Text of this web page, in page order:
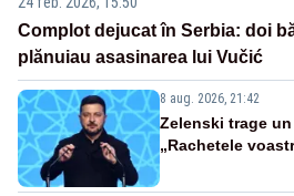
Complot dejucat în Serbia: doi
plănuiau asasinarea lui Vučić
8 aug. 2026, 21:42
Zelenski trage
„Rachetele